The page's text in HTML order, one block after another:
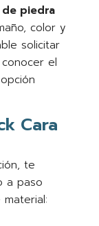
piedra
color y
solicitar
el
Cara
te
a paso